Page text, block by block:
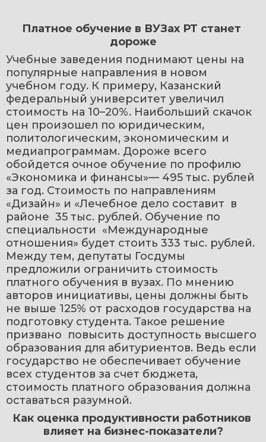
Платное обучение в ВУЗах РТ станет
дороже
Учебные заведения поднимают цены на
популярные направления в новом
учебном году. К примеру, Казанский
федеральный университет увеличил
стоимость на 10–20%. Наибольший скачок
цен произошел по юридическим,
политологическим, экономическим и
медиапрограммам. Дороже всего
обойдется очное обучение по профилю
«Экономика и финансы»— 495 тыс. рублей
за год. Стоимость по направлениям
«Дизайн» и «Лечебное дело составит  в
районе  35 тыс. рублей. Обучение по
специальности  «Международные
отношения» будет стоить 333 тыс. рублей.
Между тем, депутаты Госдумы
предложили ограничить стоимость
платного обучения в вузах. По мнению
авторов инициативы, цены должны быть
не выше 125% от расходов государства на
подготовку студента. Такое решение
призвано  повысить доступность высшего
образования для абитуриентов. Ведь если
государство не обеспечивает обучение
всех студентов за счет бюджета,
стоимость платного образования должна
оставаться разумной.
Как оценка продуктивности работников
влияет на бизнес-показатели?